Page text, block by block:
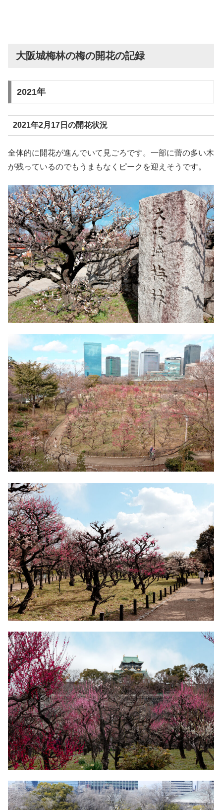
大阪城梅林の梅の開花の記録
2021年
2021年2月17日の開花状況
全体的に開花が進んでいて見ごろです。一部に蕾の多い木
が残っているのでもうまもなくピークを迎えそうです。